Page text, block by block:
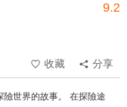
9.2
收藏
分享
險世界的故事。 在探險途